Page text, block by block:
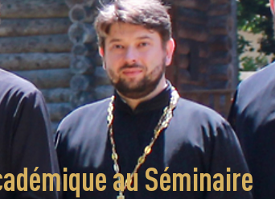
au Séminaire